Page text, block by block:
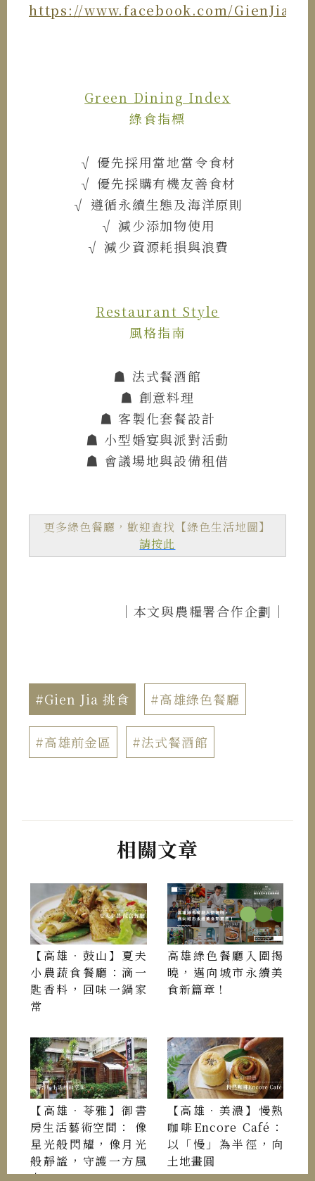
https://www.facebook.com/GienJia
Green Dining Index
綠食指標
√ 優先採用當地當令食材
√ 優先採購有機友善食材
√ 遵循永續生態及海洋原則
√ 減少添加物使用
√ 減少資源耗損與浪費
Restaurant Style
風格指南
☗ 法式餐酒館
☗ 創意料理
☗ 客製化套餐設計
☗ 小型婚宴與派對活動
☗ 會議場地與設備租借
更多綠色餐廳，歡迎查找【綠色生活地圖】
請按此
｜本文與農糧署合作企劃｜
#Gien Jia 挑食 #高雄綠色餐廳
#高雄前金區 #法式餐酒館
相關文章
【高雄．鼓山】夏夫
小農蔬食餐廳：滴一
匙香料，回味一鍋家
常
高雄綠色餐廳入圍揭
曉，邁向城市永續美
食新篇章！
【高雄．苓雅】御書
房生活藝術空間： 像
星光般閃耀，像月光
般靜謐，守護一方風
土
【高雄．美濃】慢熟
咖啡Encore Café：
以「慢」為半徑，向
土地畫圓